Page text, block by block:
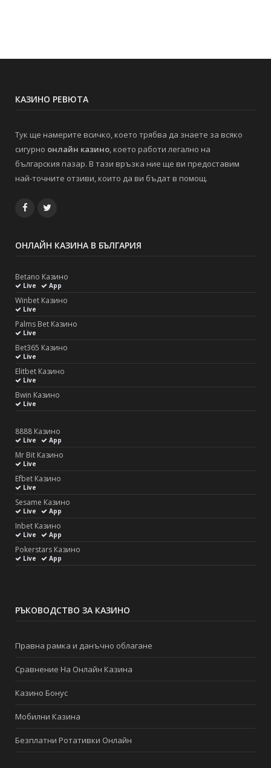
КАЗИНО РЕВЮТА
Тук ще намерите всичко, което трябва да знаете за всяко
сигурно онлайн казино, което работи легално на
българския пазар. В тази връзка ние ще ви предоставим
най-точните отзиви, които да ви бъдат в помощ.
Facebook
ОНЛАЙН КАЗИНА В БЪЛГАРИЯ
Betano Казино
Live App
Winbet Казино
Live
Palms Bet Казино
Live
Bet365 Казино
Live
Elitbet Казино
Live
Bwin Казино
Live
8888 Казино
Live App
Mr Bit Казино
Live
Efbet Казино
Live
Sesame Казино
Live App
Inbet Казино
Live App
Pokerstars Казино
Live App
РЪКОВОДСТВО ЗА КАЗИНО
Правна рамка и данъчно облагане
Сравнение На Онлайн Казина
Казино Бонус
Мобилни Казина
Безплатни Ротативки Онлайн